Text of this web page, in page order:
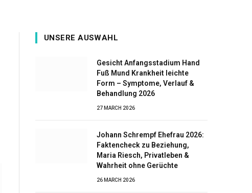
UNSERE AUSWAHL
Gesicht Anfangsstadium Hand
Fuß Mund Krankheit leichte
Form – Symptome, Verlauf &
Behandlung 2026
27 MARCH 2026
Johann Schrempf Ehefrau 2026:
Faktencheck zu Beziehung,
Maria Riesch, Privatleben &
Wahrheit ohne Gerüchte
26 MARCH 2026